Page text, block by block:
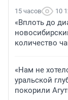
15 часов 10
«Вплоть до
количество
«Нам не
уральской
покорили